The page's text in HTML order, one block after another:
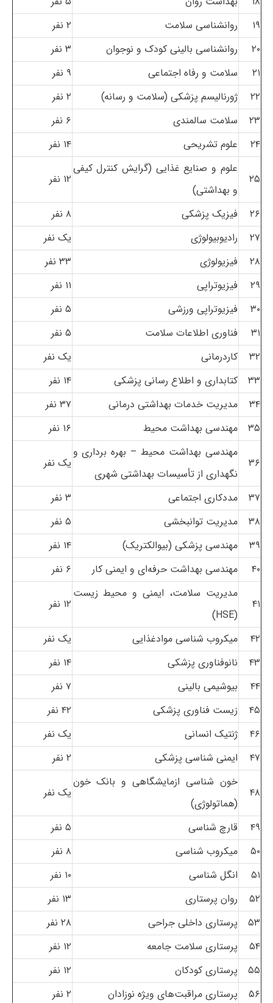
۱۹
روانشناسی سلامت
۲ نفر
۲۰
روانشناسی بالینی کودک و نوجوان
۳ نفر
۲۱
سلامت و رفاه اجتماعی
۹ نفر
۲۲
ژورنالیسم پزشکی (سلامت و رسانه)
۲ نفر
۲۳
سلامت سالمندی
۶ نفر
۲۴
علوم تشریحی ۱۴ نفر
۲۵
علوم و صنایع غذایی (گرایش کنترل کیفی
و بهداشتی)
۱۲ نفر
۲۶ فیزیک پزشکی
۸ نفر
۲۷
رادیوبیولوژی
یک نفر
۲۸
فیزیولوژی
۳۳ نفر
۲۹
فیزیوتراپی
۱۱ نفر
۳۰
فیزیوتراپی ورزشی
۵ نفر
۳۱
فناوری اطلاعات سلامت
۵ نفر
۳۲
کاردرمانی
یک نفر
۳۳
کتابداری و اطلاع رسانی پزشکی
۱۴ نفر
۳۴
مدیریت خدمات بهداشتی درمانی
۳۷ نفر
۳۵
مهندسی بهداشت محیط ۱۶ نفر
۳۶
مهندسی بهداشت محیط – بهره برداری و
نگهداری از تأسیسات بهداشتی شهری
یک نفر
۳۷ مددکاری اجتماعی
۳ نفر
۳۸
مدیریت توانبخشی
۵ نفر
۳۹
مهندسی پزشکی (بیوالکتریک)
۱۴ نفر
۴۰
مهندسی بهداشت حرفه‌ای و ایمنی کار ۶ نفر
۴۱
مدیریت سلامت، ایمنی و محیط زیست
(HSE)
۱۲ نفر
۴۲ میکروب شناسی موادغذایی
یک نفر
۴۳
نانوفناوری پزشکی
۱۴ نفر
۴۴
بیوشیمی بالینی
۷ نفر
۴۵
زیست فناوری پزشکی
۴۲ نفر
۴۶
ژنتیک انسانی
یک نفر
۴۷
ایمنی شناسی پزشکی ۲ نفر
۴۸
خون شناسی ازمایشگاهی و بانک خون
(هماتولوژی)
یک نفر
۴۹ قارچ شناسی
۵ نفر
۵۰
میکروب شناسی
۸ نفر
۵۱
انگل شناسی
۱۰ نفر
۵۲
روان پرستاری
۱۳ نفر
۵۳
پرستاری داخلی جراحی
۲۸ نفر
۵۴
پرستاری سلامت جامعه
۱۲ نفر
۵۵
پرستاری کودکان
۱۲ نفر
۵۶
پرستاری مراقبت‌های ویژه نوزادان
۲ نفر